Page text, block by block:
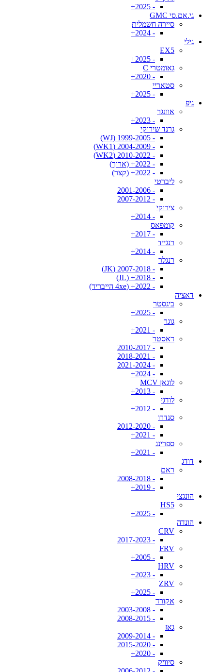
- 2025+
גי.אם.סי GMC
סיירה חשמלית
- 2024+
גילי
EX5
- 2025+
גאומטרי C
- 2020+
סטאריי
- 2025+
גיפ
אוונגר
- 2023+
גרנד שירוקי
- 1999-2005 (WJ)
- 2004-2009 (WK1)
- 2010-2022 (WK2)
- 2022+ (ארוך)
- 2022+ (קצר)
ליברטי
- 2001-2006
- 2007-2012
צירוקי
- 2014+
קומפאס
- 2017+
רנגייד
- 2014+
רנגלר
- 2007-2018 (JK)
- 2018+ (JL)
- 2022+ (4xe הייבריד)
דאציה
ביגסטר
- 2025+
גוגר
- 2021+
דאסטר
- 2010-2017
- 2018-2021
- 2021-2024
- 2024+
לוגאן MCV
- 2013+
לודגי
- 2012+
סנדרו
- 2012-2020
- 2021+
ספרינג
- 2021+
דודג
ראם
- 2008-2018
- 2019+
הונגצי
HS5
- 2025+
הונדה
CRV
- 2017-2023
FRV
- 2005+
HRV
- 2023+
ZRV
- 2025+
אקורד
- 2003-2008
- 2008-2015
גאז
- 2009-2014
- 2015-2020
- 2020+
סיוויק